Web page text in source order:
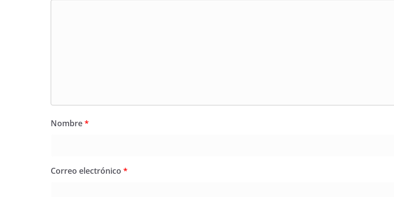
Nombre*
Correo electrónico *